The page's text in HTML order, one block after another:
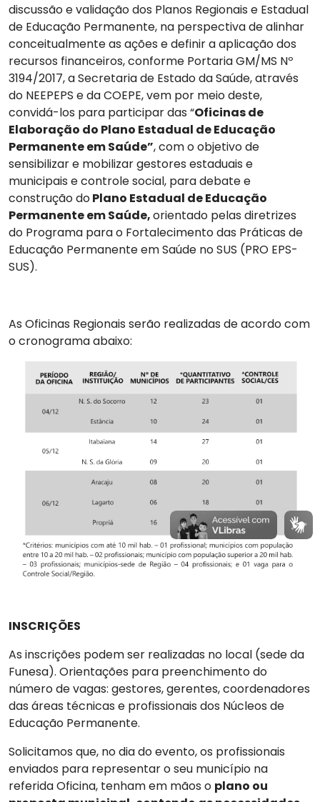
discussão e validação dos Planos Regionais e Estadual
de Educação Permanente, na perspectiva de alinhar
conceitualmente as ações e definir a aplicação dos
recursos financeiros, conforme Portaria GM/MS Nº
3194/2017, a Secretaria de Estado da Saúde, através
do NEEPEPS e da COEPE, vem por meio deste,
convidá-los para participar das “Oficinas de
Elaboração do Plano Estadual de Educação
Permanente em Saúde”, com o objetivo de
sensibilizar e mobilizar gestores estaduais e
municipais e controle social, para debate e
construção doPlano Estadual de Educação
Permanente em Saúde,orientado pelas diretrizes
do Programa para o Fortalecimento das Práticas de
Educação Permanente em Saúde no SUS (PRO EPS-
SUS).
As Oficinas Regionais serão realizadas de acordo com
o cronograma abaixo:
INSCRIÇÕES
As inscrições podem ser realizadas no local (sede da
Funesa). Orientações para preenchimento do
número de vagas: gestores, gerentes, coordenadores
das áreas técnicas e profissionais dos Núcleos de
Educação Permanente.
Solicitamos que, no dia do evento, os profissionais
enviados para representar o seu município na
referida Oficina, tenham em mãos o plano ou